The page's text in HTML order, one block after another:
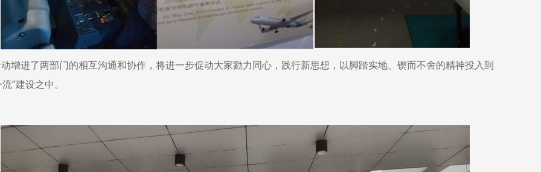
增进了两部门的相互沟通和协作，将进一步促动大家勠力同心，践行新思想，以脚踏实地、锲而不舍的精神投入到
”建设之中。